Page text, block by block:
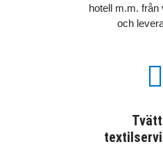
hotell m.m. från
och
